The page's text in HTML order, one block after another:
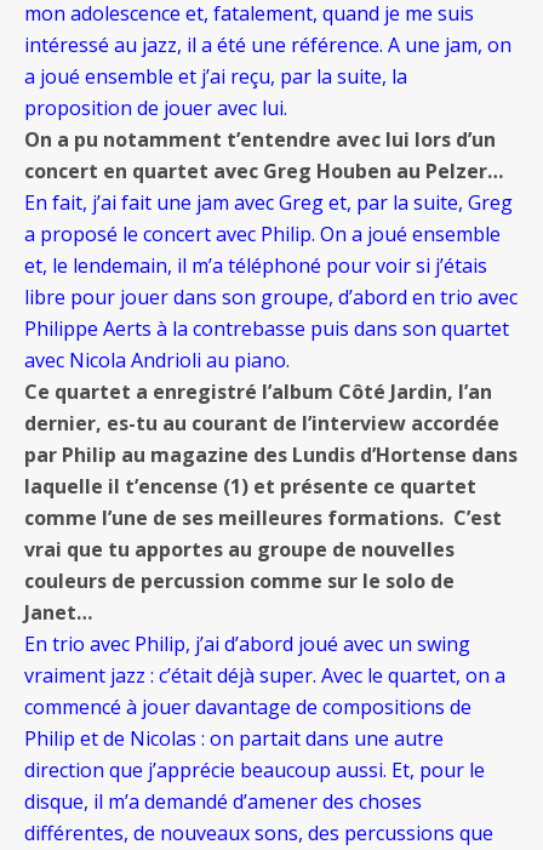
mon adolescence et, fatalement, quand je me suis
intéressé au jazz, il a été une référence. A une jam, on
a joué ensemble et j’ai reçu, par la suite, la
proposition de jouer avec lui.
On a pu notamment t’entendre avec lui lors d’un
concert en quartet avec Greg Houben au Pelzer…
En fait, j’ai fait une jam avec Greg et, par la suite, Greg
a proposé le concert avec Philip. On a joué ensemble
et, le lendemain, il m’a téléphoné pour voir si j’étais
libre pour jouer dans son groupe, d’abord en trio avec
Philippe Aerts à la contrebasse puis dans son quartet
avec Nicola Andrioli au piano.
Ce quartet a enregistré l’album Côté Jardin, l’an
dernier, es-tu au courant de l’interview accordée
par Philip au magazine des Lundis d’Hortense dans
laquelle il t’encense (1) et présente ce quartet
comme l’une de ses meilleures formations. C’est
vrai que tu apportes au groupe de nouvelles
couleurs de percussion comme sur le solo de
Janet…
En trio avec Philip, j’ai d’abord joué avec un swing
vraiment jazz : c’était déjà super. Avec le quartet, on a
commencé à jouer davantage de compositions de
Philip et de Nicolas : on partait dans une autre
direction que j’apprécie beaucoup aussi. Et, pour le
disque, il m’a demandé d’amener des choses
différentes, de nouveaux sons, des percussions que